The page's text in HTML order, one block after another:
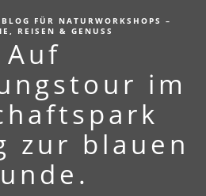
FÜR NATURWORKSHOPS –
REISEN & GENUSS
Auf
im
zur blauen